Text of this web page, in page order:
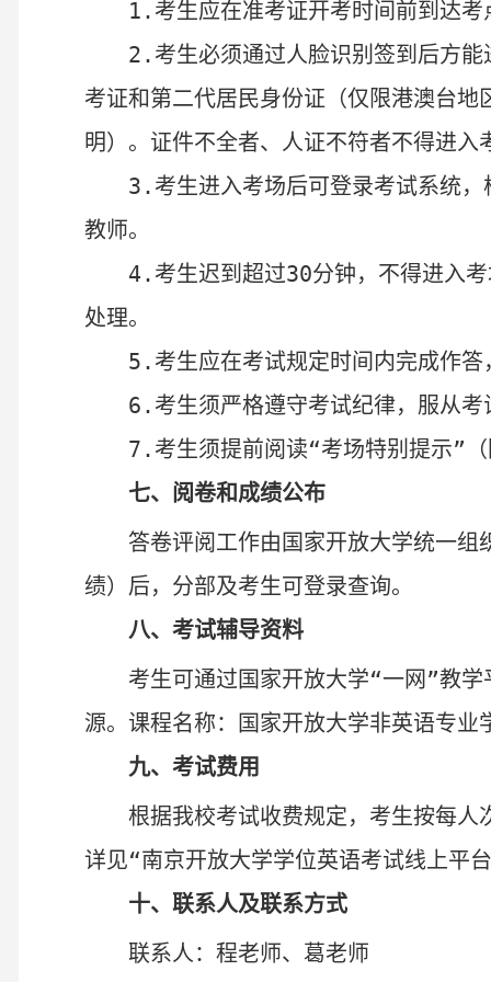
1. 考生应在准考证开考时间前到达
2 . 考生必须通过人脸识别 签到后方能
考证和第二代居民身份证（仅限港澳台
明）。 证件不全者、人证不符者不得进入
3. 考生进入考场后可登录考试系统
教师。
4. 考生迟到超过30分钟，不得进入
处理。
5 . 考生应在考试规定时间内完成作
6 . 考生须严格遵守考试纪律，服从
7. 考生须提前阅读“考场特别提示”
七、 阅卷和成绩公布
答卷评阅工作由国家开放大学统一
绩） 后，分部及考生可登录查询。
八、考试辅导资料
考生可通过国家开放大学“一网”教学
源。 课程名称：国家开放大学非英语专业
九、考试费用
根据我校考试收费规定， 考生按每人
详见“南京开放大学学位英语考试线上平
十、联系人及联系方式
联系人：程老师、葛老师